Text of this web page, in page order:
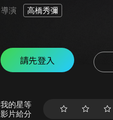
導演 高橋秀彌
請先登入
我的星等
影片給分